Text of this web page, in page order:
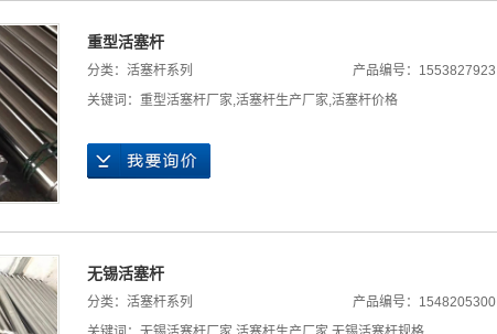
重型活塞杆
分类： 活塞杆系列 产品编号：1553827923
关键词： 重型活塞杆厂家,活塞杆生产厂家,活塞杆价格
无锡活塞杆
分类： 活塞杆系列 产品编号：1548205300